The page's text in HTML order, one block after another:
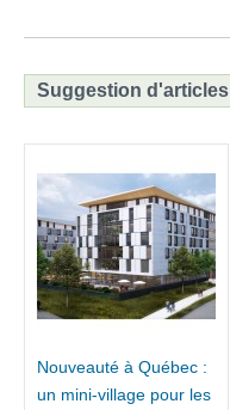
Suggestion d'articles
Nouveauté à Québec :
un mini-village pour les